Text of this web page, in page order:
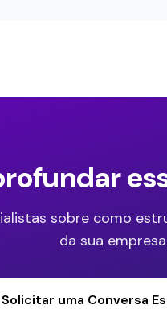
sobre como
da sua
Solicitar uma Conversa